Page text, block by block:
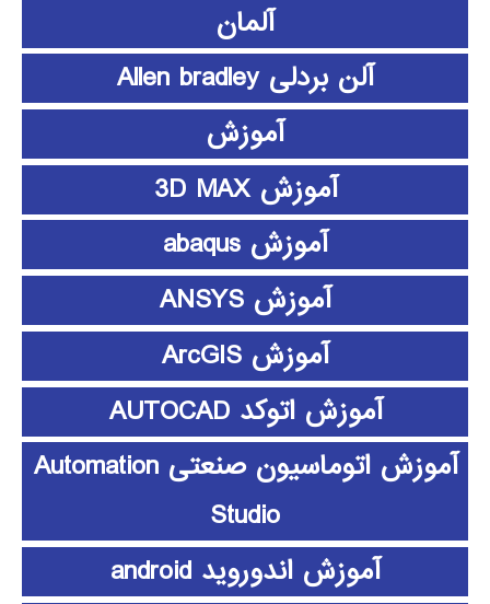
آلمان
آلن بردلی Allen bradley
آموزش
آموزش 3D MAX
آموزش abaqus
آموزش ANSYS
آموزش ArcGIS
آموزش اتوکد AUTOCAD
آموزش اتوماسیون صنعتی Automation
Studio
آموزش اندوروید android